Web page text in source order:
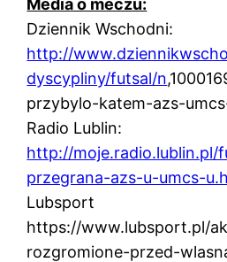
Media o meczu:
Dziennik Wschodni:
http://
dyscypliny/futsal/n
przybylo-katem-azs-
Radio Lublin:
http://moje.radio.lublin.pl/
przegrana-azs-u-umcs-
Lubsport
https://www.lubsport.pl/
rozgromione-przed-